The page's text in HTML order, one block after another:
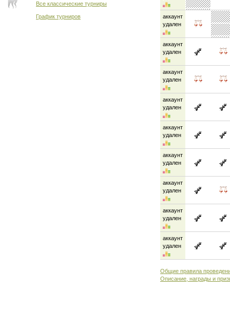
Все классические турниры
График турниров
аккаунт
удален
аккаунт
удален
аккаунт
удален
аккаунт
удален
аккаунт
удален
аккаунт
удален
аккаунт
удален
аккаунт
удален
аккаунт
удален
Общие правила
Описание, награды и